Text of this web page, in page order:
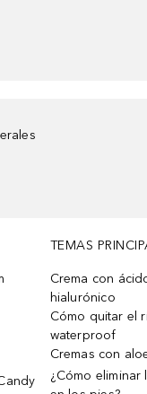
TEMAS
Crema con
hialurónico
Cómo quitar el
waterproof
Cremas con
¿Cómo eliminar